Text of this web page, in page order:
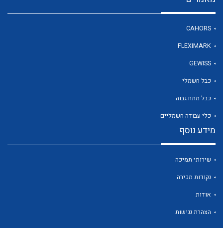
CAHORS
FLEXIMARK
GEWISS
כבל חשמלי
כבל מתח גבוה
כלי עבודה חשמליים
מידע נוסף
שירותי תמיכה
נקודות מכירה
אודות
הצהרת נגישות